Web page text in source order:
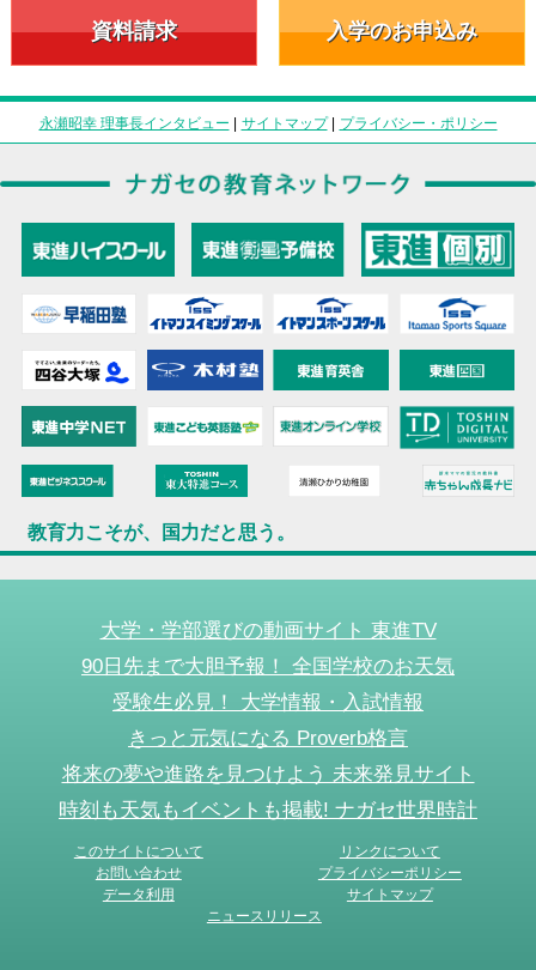
資料請求 入学のお申込み
永瀬昭幸 理事長インタビュー | サイトマップ| プライバシー・ポリシー
教育力こそが、国力だと思う。
大学・学部選びの動画サイト 東進TV
90日先まで大胆予報！ 全国学校のお天気
受験生必見！ 大学情報・入試情報
きっと元気になる Proverb格言
将来の夢や進路を見つけよう 未来発見サイト
時刻も天気もイベントも掲載! ナガセ世界時計
このサイトについて
リンクについて
お問い合わせ
プライバシーポリシー
データ利用
サイトマップ
ニュースリリース